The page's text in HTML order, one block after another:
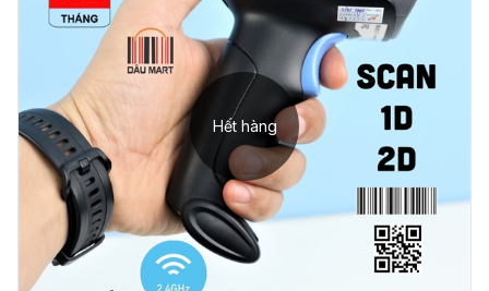
Hết hàng